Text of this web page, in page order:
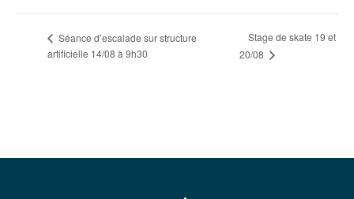
Séance d’escalade sur structure
artificielle 14/08 à 9h30
Stage de skate 19 et
20/08